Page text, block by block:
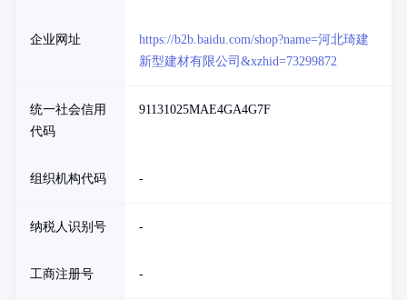
企业网址
https://b2b.baidu.com/shop?name=河北琦建
新型建材有限公司&xzhid=73299872
统一社会信用
代码
91131025MAE4GA4G7F
组织机构代码 -
纳税人识别号 -
工商注册号 -